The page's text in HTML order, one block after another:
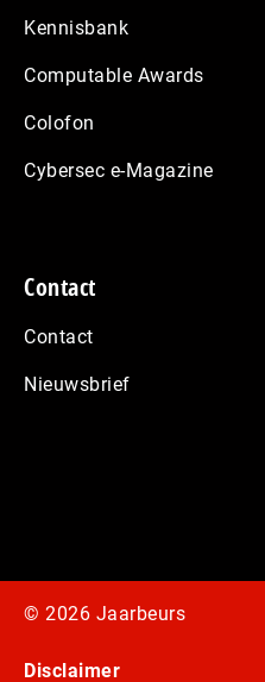
Kennisbank
Computable Awards
Colofon
Cybersec e-Magazine
Contact
Contact
Nieuwsbrief
© 2026 Jaarbeurs
Disclaimer